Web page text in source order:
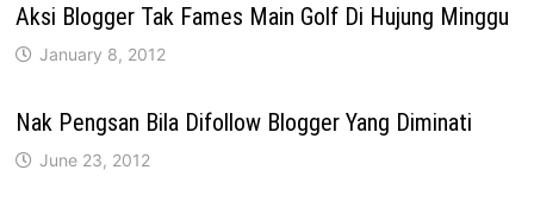
Aksi Blogger Tak Fames Main Golf Di Hujung Minggu
January 8, 2012
Nak Pengsan Bila Difollow Blogger Yang Diminati
June 23, 2012